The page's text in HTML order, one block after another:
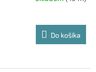
Do košíka